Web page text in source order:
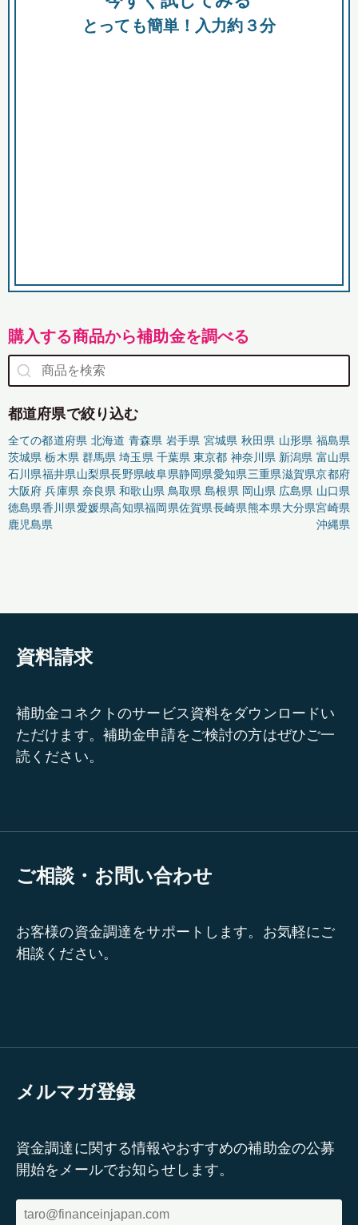
とっても簡単！入力約３分
購入する商品から補助金を調べる
都道府県で絞り込む
全ての都道府県 北海道 青森県 岩手県 宮城県 秋田県 山形県 福島県
茨城県 栃木県 群馬県 埼玉県 千葉県 東京都 神奈川県 新潟県 富山県
石川県福井県山梨県長野県岐阜県静岡県愛知県三重県滋賀県京都府
大阪府 兵庫県 奈良県 和歌山県 鳥取県 島根県 岡山県 広島県 山口県
徳島県香川県愛媛県高知県福岡県佐賀県長崎県熊本県大分県宮崎県
鹿児島県
沖縄県
資料請求
補助金コネクトのサービス資料をダウンロードい
ただけます。補助金申請をご検討の方はぜひご一
読ください。
ご相談・お問い合わせ
お客様の資金調達をサポートします。お気軽にご
相談ください。
メルマガ登録
資金調達に関する情報やおすすめの補助金の公募
開始をメールでお知らせします。